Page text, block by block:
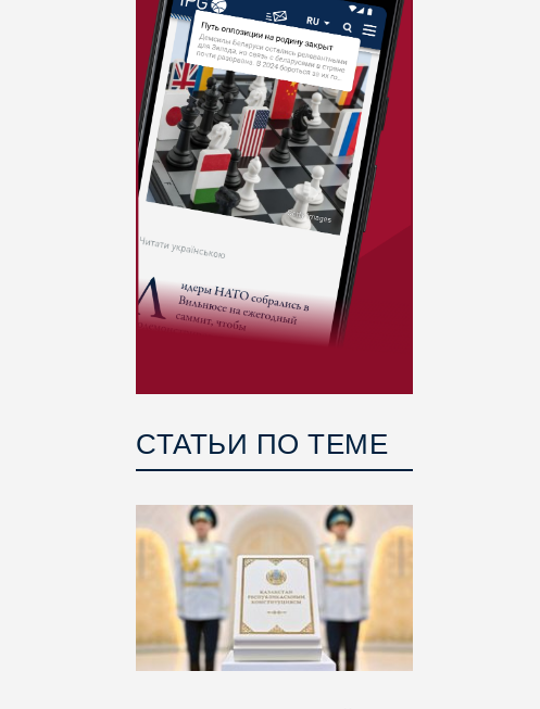
СТАТЬИ ПО ТЕМЕ